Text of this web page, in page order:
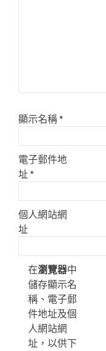
顯示名稱*
電子郵件地
址*
個人網站網
址
在瀏覽器中
儲存顯示名
稱、電子郵
件地址及個
人網站網
址，以供下